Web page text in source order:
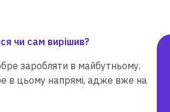
чи сам вирішив?
заробляти в майбутньому.
в цьому напрямі, адже вже на